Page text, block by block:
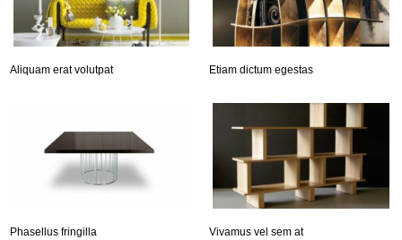
Aliquam erat volutpat Etiam dictum egestas
Phasellus fringilla Vivamus vel sem at